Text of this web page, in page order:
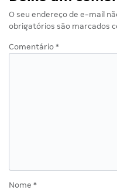
O seu endereço de e-mail
obrigatórios são marcados
Comentário *
Nome *